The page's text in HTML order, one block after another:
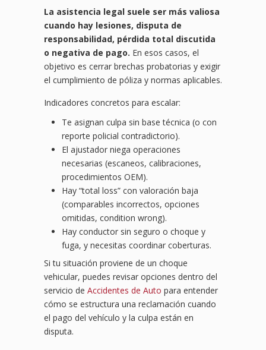
La asistencia legal suele ser más valiosa
cuando hay lesiones, disputa de
responsabilidad, pérdida total discutida
o negativa de pago. En esos casos, el
objetivo es cerrar brechas probatorias y exigir
el cumplimiento de póliza y normas aplicables.
Indicadores concretos para escalar:
Te asignan culpa sin base técnica (o con
reporte policial contradictorio).
El ajustador niega operaciones
necesarias (escaneos, calibraciones,
procedimientos OEM).
Hay “total loss” con valoración baja
(comparables incorrectos, opciones
omitidas, condition wrong).
Hay conductor sin seguro o choque y
fuga, y necesitas coordinar coberturas.
Si tu situación proviene de un choque
vehicular, puedes revisar opciones dentro del
servicio de Accidentes de Auto para entender
cómo se estructura una reclamación cuando
el pago del vehículo y la culpa están en
disputa.